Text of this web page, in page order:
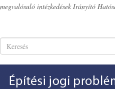
megvalósuló intézkedések Irányító